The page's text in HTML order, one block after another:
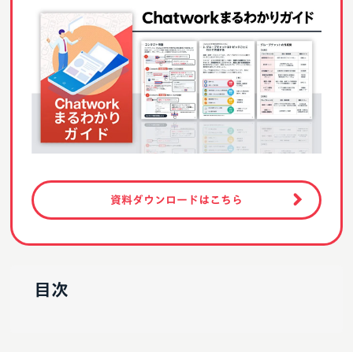
資料ダウンロードはこちら
目次